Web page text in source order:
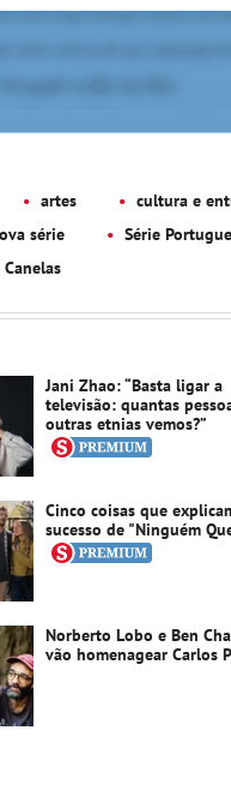
artes cultura e
série Série
Jani Zhao: “Basta ligar a
televisão: quantas
outras etnias vemos?”
Cinco coisas que
sucesso de "Ninguém
Norberto Lobo e Ben
vão homenagear Carlos